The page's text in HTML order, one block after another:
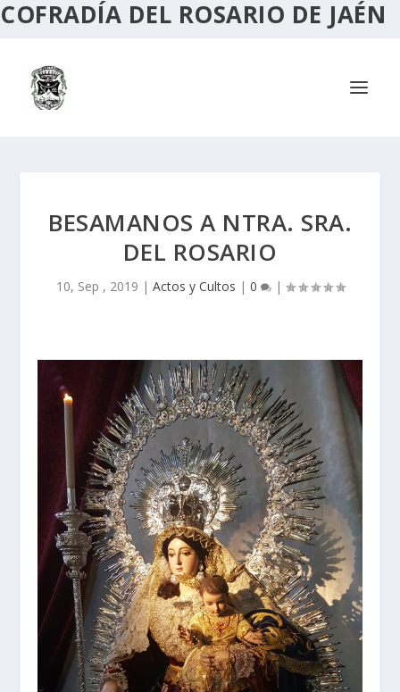
COFRADÍA DEL ROSARIO DE JAÉN
BESAMANOS A NTRA. SRA.
DEL ROSARIO
10, Sep , 2019 | Actos y Cultos | 0 |